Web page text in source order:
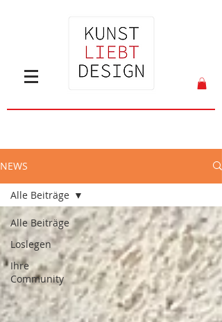
NEWS
Alle Beiträge
Loslegen
Ihre
Community
Alle Beiträge